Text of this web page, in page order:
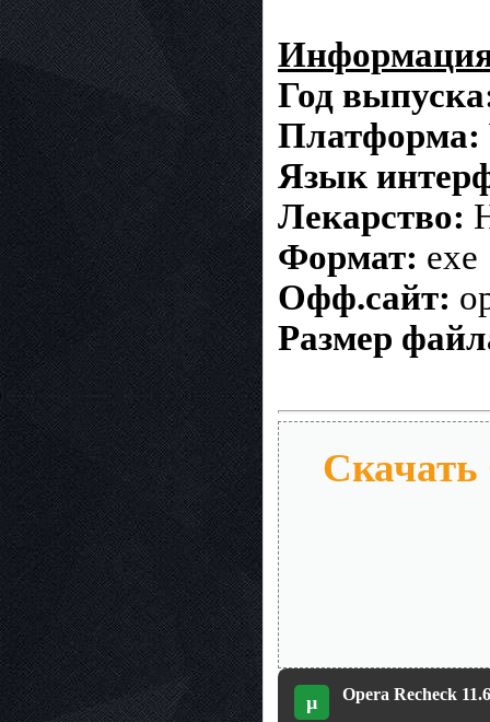
Год
Платформа:
Язык
Лекарство:
Формат: exe
Офф.сайт:
Размер
Скачать
µ Opera Recheck